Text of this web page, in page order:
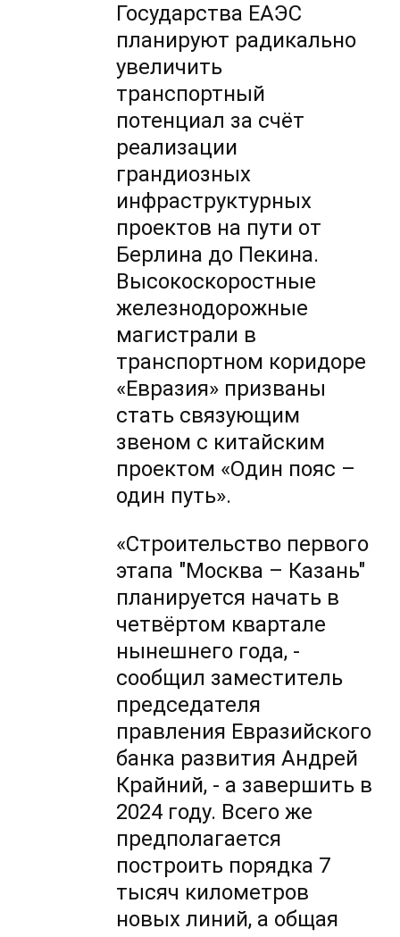
Государства ЕАЭС
планируют радикально
увеличить
транспортный
потенциал за счёт
реализации
грандиозных
инфраструктурных
проектов на пути от
Берлина до Пекина.
Высокоскоростные
железнодорожные
магистрали в
транспортном коридоре
«Евразия» призваны
стать связующим
звеном с китайским
проектом «Один пояс –
один путь».
«Строительство первого
этапа "Москва – Казань"
планируется начать в
четвёртом квартале
нынешнего года, -
сообщил заместитель
председателя
правления Евразийского
банка развития Андрей
Крайний, - а завершить в
2024 году. Всего же
предполагается
построить порядка 7
тысяч километров
новых линий, а общая